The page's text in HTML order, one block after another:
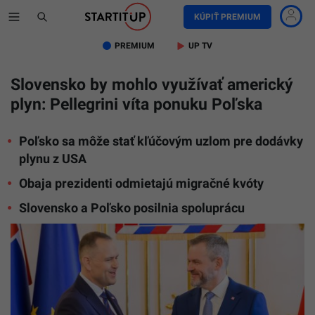
KÚPIŤ PREMIUM
PREMIUM UP TV
Slovensko by mohlo využívať americký
plyn: Pellegrini víta ponuku Poľska
Poľsko sa môže stať kľúčovým uzlom pre dodávky
plynu z USA
Obaja prezidenti odmietajú migračné kvóty
Slovensko a Poľsko posilnia spoluprácu
Na
snímke
(vľavo)
Peter
Pellegrini
paláci